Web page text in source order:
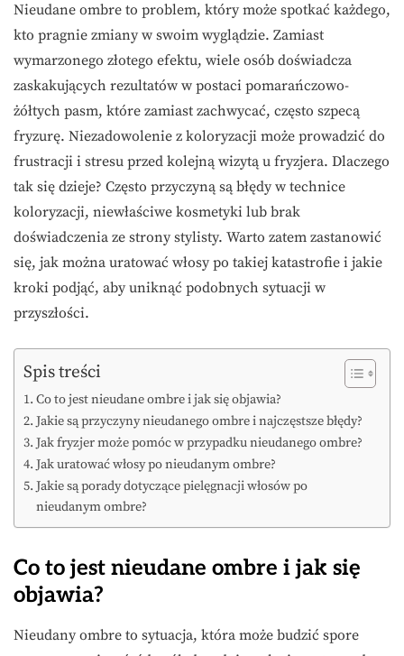
Nieudane ombre to problem, który może spotkać każdego,
kto pragnie zmiany w swoim wyglądzie. Zamiast
wymarzonego złotego efektu, wiele osób doświadcza
zaskakujących rezultatów w postaci pomarańczowo-
żółtych pasm, które zamiast zachwycać, często szpecą
fryzurę. Niezadowolenie z koloryzacji może prowadzić do
frustracji i stresu przed kolejną wizytą u fryzjera. Dlaczego
tak się dzieje? Często przyczyną są błędy w technice
koloryzacji, niewłaściwe kosmetyki lub brak
doświadczenia ze strony stylisty. Warto zatem zastanowić
się, jak można uratować włosy po takiej katastrofie i jakie
kroki podjąć, aby uniknąć podobnych sytuacji w
przyszłości.
Spis treści
Co to jest nieudane ombre i jak się objawia?
Jakie są przyczyny nieudanego ombre i najczęstsze błędy?
Jak fryzjer może pomóc w przypadku nieudanego ombre?
Jak uratować włosy po nieudanym ombre?
Jakie są porady dotyczące pielęgnacji włosów po
nieudanym ombre?
Co to jest nieudane ombre i jak się
objawia?
Nieudany ombre to sytuacja, która może budzić spore